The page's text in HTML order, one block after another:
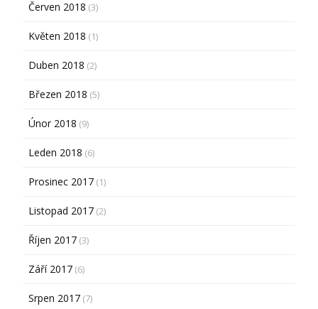
Červen 2018 (3)
Květen 2018 (1)
Duben 2018 (2)
Březen 2018 (5)
Únor 2018 (9)
Leden 2018 (6)
Prosinec 2017 (1)
Listopad 2017 (2)
Říjen 2017 (3)
Září 2017 (6)
Srpen 2017 (7)